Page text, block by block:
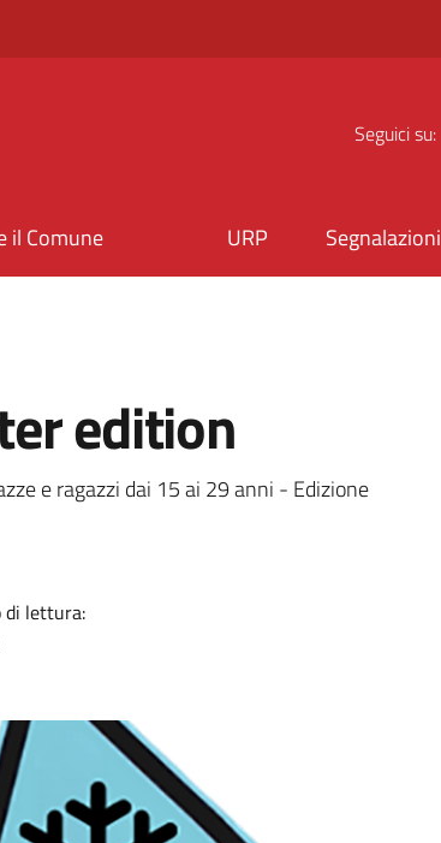
Seguici su:
il Comune URP Segnalazioni
edition
e ragazzi dai 15 ai 29 anni - Edizione
di lettura: